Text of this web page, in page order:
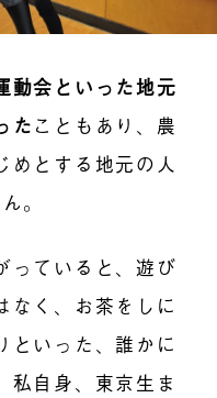
動会といった地元
たこともあり、農
めとする地元の人
。
っていると、遊び
なく、お茶をしに
といった、誰かに
私自身、東京生ま